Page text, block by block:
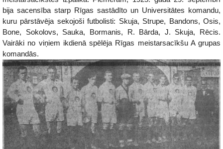
bija sacensība starp Rīgas sastādīto un Universitātes komandu,
kuru pārstāvēja sekojoši futbolisti: Skuja, Strupe, Bandons, Osis,
Bone, Sokolovs, Sauka, Bormanis, R. Bārda, J. Skuja, Rēcis.
Vairāki no viņiem ikdienā spēlēja Rīgas meistarsacīkšu A grupas
komandās.